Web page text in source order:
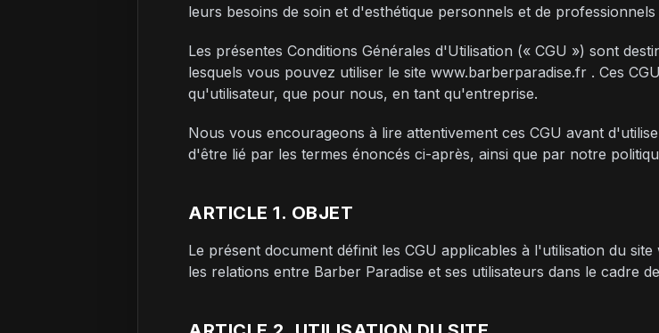
leurs besoins de soin et d'esthétique personnels et de
Les présentes Conditions Générales d'Utilisation (« CGU ») sont
lesquels vous pouvez utiliser le site www.barberparadise.fr . Ces
qu'utilisateur, que pour nous, en tant qu'entreprise.
Nous vous encourageons à lire attentivement ces CGU avant
d'être lié par les termes énoncés ci-après, ainsi que par notre
ARTICLE 1. OBJET
Le présent document définit les CGU applicables à l'utilisation du
les relations entre Barber Paradise et ses utilisateurs dans le cadre